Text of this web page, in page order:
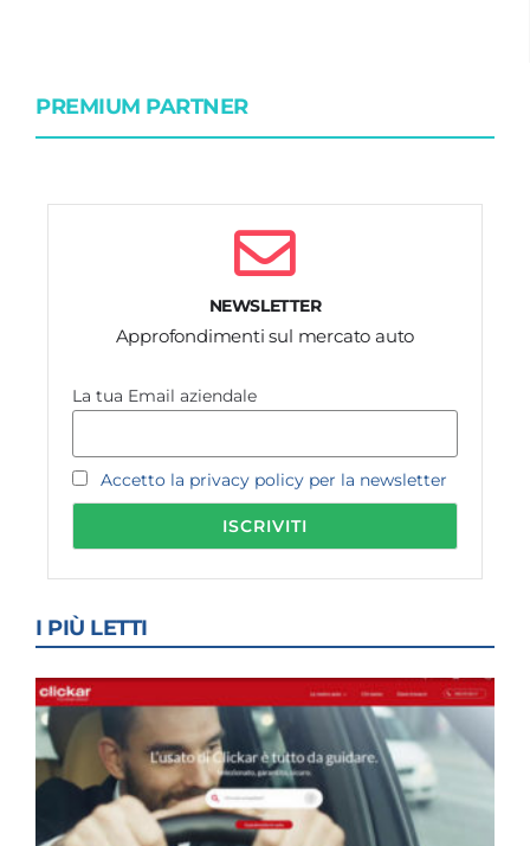
PREMIUM PARTNER
NEWSLETTER
Approfondimenti sul mercato auto
La tua Email aziendale
Accetto la privacy policy per la newsletter
I PIÙ LETTI